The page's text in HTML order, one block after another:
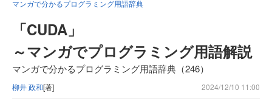
マンガで分かるプログラミング用語辞典
「CUDA」
～マンガでプログラミング用語解説
マンガで分かるプログラミング用語辞典（246）
柳井 政和[著] 2024/12/10 11:00